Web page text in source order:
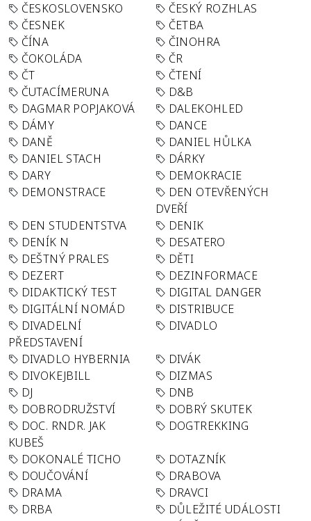
ČESKOSLOVENSKO
ČESKÝ ROZHLAS
ČESNEK
ČETBA
ČÍNA
ČINOHRA
ČOKOLÁDA
ČR
ČT
ČTENÍ
ČUTACÍMERUNA
D&B
DAGMAR POPJAKOVÁ
DALEKOHLED
DÁMY
DANCE
DANĚ
DANIEL HŮLKA
DANIEL STACH
DÁRKY
DARY
DEMOKRACIE
DEMONSTRACE
DEN OTEVŘENÝCH
DVEŘÍ
DEN STUDENTSTVA
DENIK
DENÍK N
DESATERO
DEŠTNÝ PRALES
DĚTI
DEZERT
DEZINFORMACE
DIDAKTICKÝ TEST
DIGITAL DANGER
DIGITÁLNÍ NOMÁD
DISTRIBUCE
DIVADELNÍ
PŘEDSTAVENÍ
DIVADLO
DIVADLO HYBERNIA
DIVÁK
DIVOKEJBILL
DIZMAS
DJ
DNB
DOBRODRUŽSTVÍ
DOBRÝ SKUTEK
DOC. RNDR. JAK
KUBEŠ
DOGTREKKING
DOKONALÉ TICHO
DOTAZNÍK
DOUČOVÁNÍ
DRABOVA
DRAMA
DRAVCI
DRBA
DŮLEŽITÉ UDÁLOSTI